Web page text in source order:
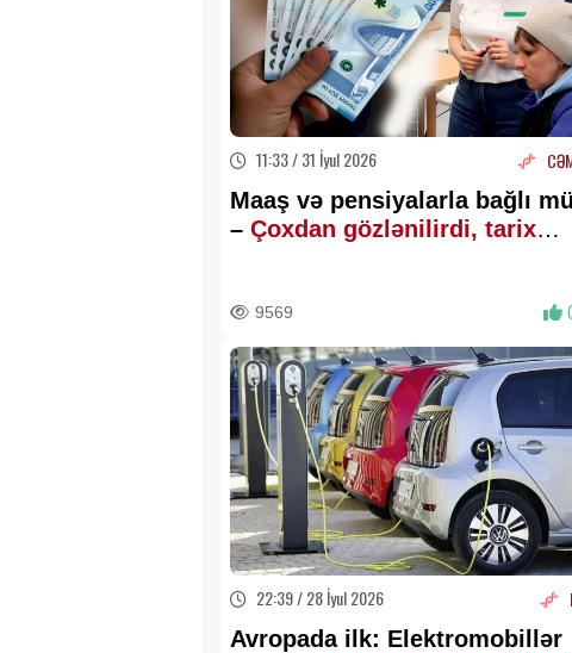
11:33 / 31 İyul 2026
Maaş və pensiyalarla bağlı
–Çoxdan gözlənilirdi, tarix
9569
22:39 / 28 İyul 2026
Avropada ilk: Elektromobillər